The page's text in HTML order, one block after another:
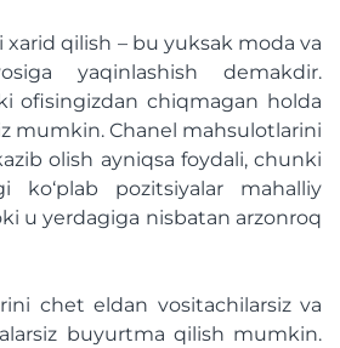
qilish – bu yuksak moda va
yaqinlashish demakdir.
ofisingizdan chiqmagan holda
mumkin. Chanel mahsulotlarini
olish ayniqsa foydali, chunki
ko‘plab pozitsiyalar mahalliy
u yerdagiga nisbatan arzonroq
chet eldan vositachilarsiz va
buyurtma qilish mumkin.